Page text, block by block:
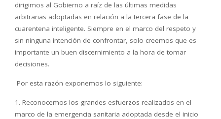
dirigimos al Gobierno a raíz de las últimas medidas
arbitrarias adoptadas en relación a la tercera fase de la
cuarentena inteligente. Siempre en el marco del respeto y
sin ninguna intención de confrontar, solo creemos que es
importante un buen discernimiento a la hora de tomar
decisiones.
Por esta razón exponemos lo siguiente:
1. Reconocemos los grandes esfuerzos realizados en el
marco de la emergencia sanitaria adoptada desde el inicio